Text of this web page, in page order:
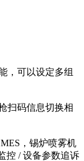
，可以设定多组
扫码信息切换相
，锡炉喷雾机
控 / 设备参数追诉